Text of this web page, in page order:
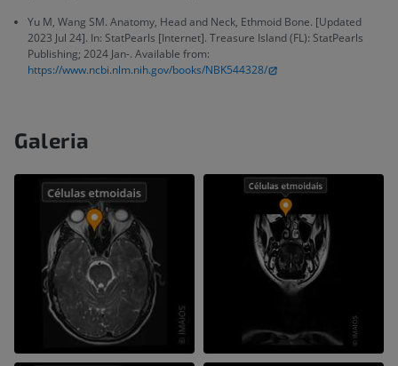
Yu M, Wang SM. Anatomy, Head and Neck, Ethmoid Bone. [Updated
2023 Jul 24]. In: StatPearls [Internet]. Treasure Island (FL): StatPearls
Publishing; 2024 Jan-. Available from:
https://www.ncbi.nlm.nih.gov/books/NBK544328/
Galeria